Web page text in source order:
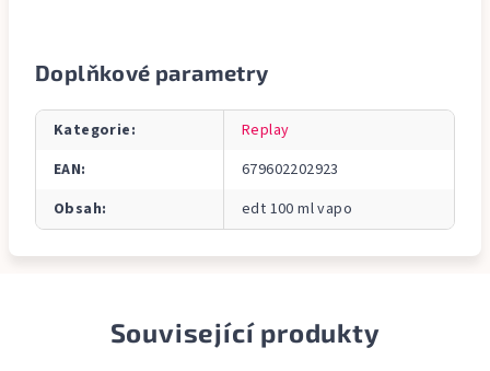
Doplňkové parametry
Kategorie:
Replay
EAN:
679602202923
Obsah: edt 100 ml vapo
Související produkty